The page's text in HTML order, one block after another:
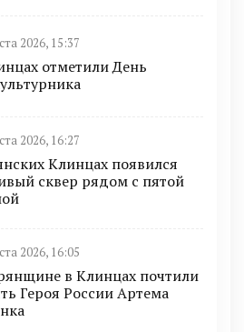
2026, 15:37
отметили День
2026, 16:27
Клинцах появился
сквер рядом с пятой
2026, 16:05
в Клинцах почтили
Героя России Артема